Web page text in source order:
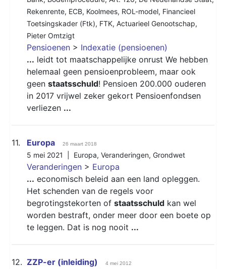
Rekenrente, ECB, Koolmees, ROL-model, Financieel
Toetsingskader (Ftk), FTK, Actuarieel Genootschap,
Pieter Omtzigt
Pensioenen > Indexatie (pensioenen)
... leidt tot maatschappelijke onrust We hebben
helemaal geen pensioenprobleem, maar ook
geen staatsschuld! Pensioen 200.000 ouderen
in 2017 vrijwel zeker gekort Pensioenfondsen
verliezen ...
11. Europa 26 maart 2018
5 mei 2021 | Europa, Veranderingen, Grondwet
Veranderingen > Europa
... economisch beleid aan een land opleggen.
Het schenden van de regels voor
begrotingstekorten of staatsschuld kan wel
worden bestraft, onder meer door een boete op
te leggen. Dat is nog nooit ...
12. ZZP-er (inleiding) 4 mei 2012